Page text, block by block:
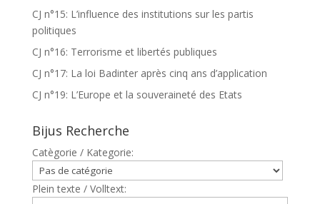
CJ n°15: L’influence des institutions sur les partis
politiques
CJ n°16: Terrorisme et libertés publiques
CJ n°17: La loi Badinter après cinq ans d’application
CJ n°19: L’Europe et la souveraineté des Etats
Bijus Recherche
Catègorie / Kategorie:
Plein texte / Volltext: